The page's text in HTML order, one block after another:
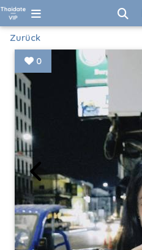
Zurück
0